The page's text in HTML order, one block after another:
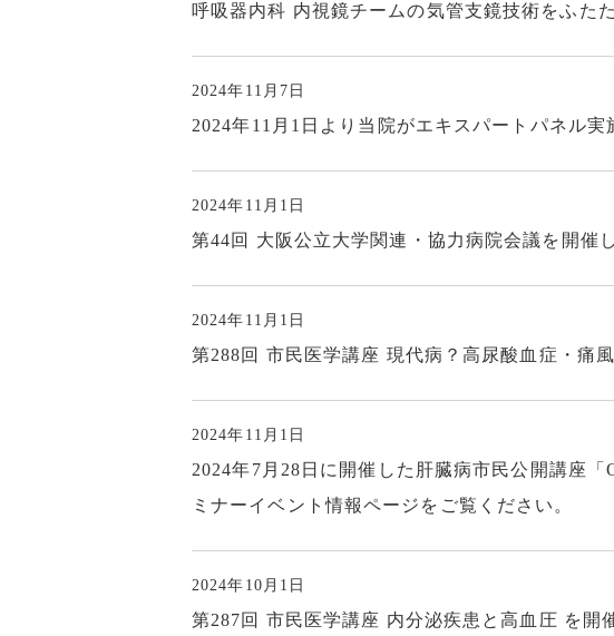
公大病院アプリについて
特定行為と包括同意につい
輸血を拒否される方へ
呼吸器内科 内視鏡チームの気管支鏡技術をふた
2024年11月7日
2024年11月1日より当院がエキスパートパネル実
2024年11月1日
第44回 大阪公立大学関連・協力病院会議を開催
2024年11月1日
第288回 市民医学講座 現代病？高尿酸血症・痛
2024年11月1日
2024年7月28日に開催した肝臓病市民公開講座
ミナーイベント情報ページをご覧ください。
2024年10月1日
第287回 市民医学講座 内分泌疾患と高血圧 を開